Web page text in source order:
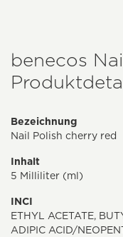
benecos
Bezeichnung
Nail Polish cherry red
Inhalt
5 Milliliter (ml)
INCI
ETHYL ACETATE,
ADIPIC ACID/